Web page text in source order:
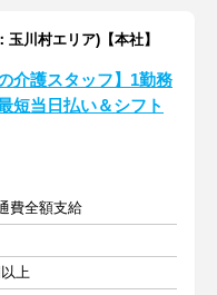
川村エリア)【本社】
介護スタッフ】1勤務
短当日払い＆シフト
費全額支給
上